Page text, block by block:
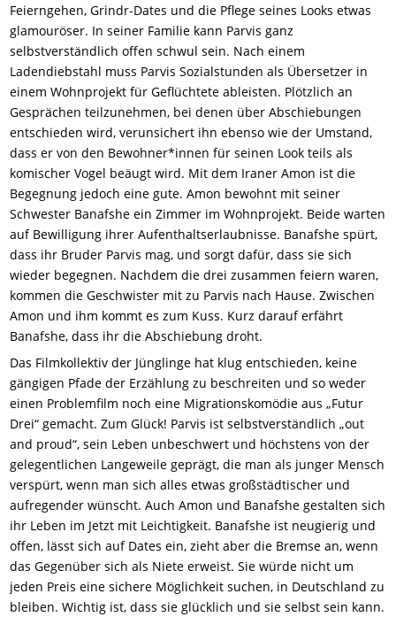
Feierngehen, Grindr-Dates und die Pflege seines Looks etwas
glamouröser. In seiner Familie kann Parvis ganz
selbstverständlich offen schwul sein. Nach einem
Ladendiebstahl muss Parvis Sozialstunden als Übersetzer in
einem Wohnprojekt für Geflüchtete ableisten. Plötzlich an
Gesprächen teilzunehmen, bei denen über Abschiebungen
entschieden wird, verunsichert ihn ebenso wie der Umstand,
dass er von den Bewohner*innen für seinen Look teils als
komischer Vogel beäugt wird. Mit dem Iraner Amon ist die
Begegnung jedoch eine gute. Amon bewohnt mit seiner
Schwester Banafshe ein Zimmer im Wohnprojekt. Beide warten
auf Bewilligung ihrer Aufenthaltserlaubnisse. Banafshe spürt,
dass ihr Bruder Parvis mag, und sorgt dafür, dass sie sich
wieder begegnen. Nachdem die drei zusammen feiern waren,
kommen die Geschwister mit zu Parvis nach Hause. Zwischen
Amon und ihm kommt es zum Kuss. Kurz darauf erfährt
Banafshe, dass ihr die Abschiebung droht.
Das Filmkollektiv der Jünglinge hat klug entschieden, keine
gängigen Pfade der Erzählung zu beschreiten und so weder
einen Problemfilm noch eine Migrationskomödie aus „Futur
Drei“ gemacht. Zum Glück! Parvis ist selbstverständlich „out
and proud“, sein Leben unbeschwert und höchstens von der
gelegentlichen Langeweile geprägt, die man als junger Mensch
verspürt, wenn man sich alles etwas großstädtischer und
aufregender wünscht. Auch Amon und Banafshe gestalten sich
ihr Leben im Jetzt mit Leichtigkeit. Banafshe ist neugierig und
offen, lässt sich auf Dates ein, zieht aber die Bremse an, wenn
das Gegenüber sich als Niete erweist. Sie würde nicht um
jeden Preis eine sichere Möglichkeit suchen, in Deutschland zu
bleiben. Wichtig ist, dass sie glücklich und sie selbst sein kann.